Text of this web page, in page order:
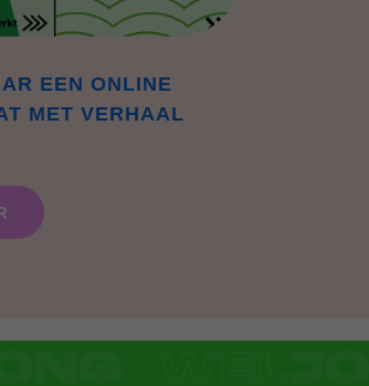
EEN ONLINE
MET VERHAAL